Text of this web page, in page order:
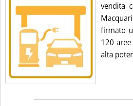
vendita
firmato
120
alta